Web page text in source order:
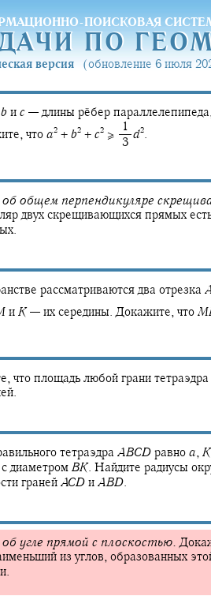
ПОИСКОВАЯ
ПО
ПО
версия (обновление 6 июля
b и c —длины рёбер
что a2 + b2 + c2 ≥ ‍
‍ 1
‍ 3
d2.
об общем перпендикуляре
двух скрещивающихся прямых
рассматриваются два отрезка
и K— их середины. Докажите, что M
что площадь любой грани
тетраэдра ABCD равно a, K
диаметром BK. Найдите радиусы
граней ACD и ABD.
угле прямой с плоскостью.
из углов, образованных